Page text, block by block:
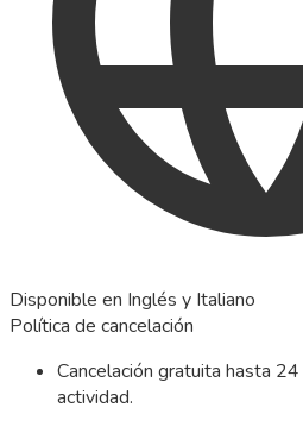
Disponible en Inglés y Italiano
Política de cancelación
Cancelación gratuita hasta
actividad.